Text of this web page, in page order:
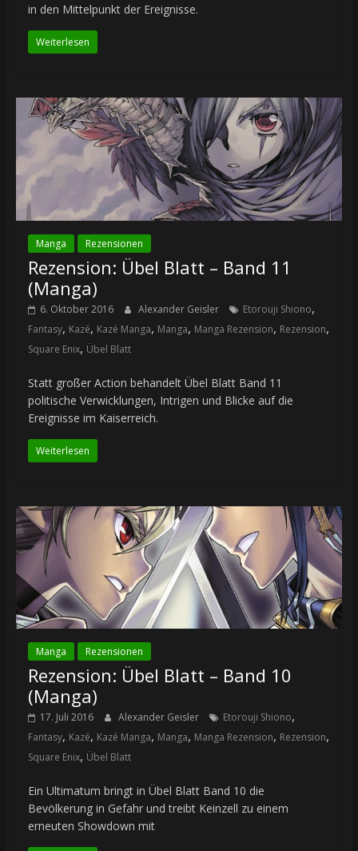
in den Mittelpunkt der Ereignisse.
Weiterlesen
Manga Rezensionen
Rezension: Übel Blatt – Band 11
(Manga)
6. Oktober 2016 Alexander Geisler Etorouji Shiono,
Fantasy, Kazé, Kazé Manga, Manga, Manga Rezension, Rezension,
Square Enix, Übel Blatt
Statt großer Action behandelt Übel Blatt Band 11
politische Verwicklungen, Intrigen und Blicke auf die
Ereignisse im Kaiserreich.
Weiterlesen
Manga Rezensionen
Rezension: Übel Blatt – Band 10
(Manga)
17. Juli 2016 Alexander Geisler Etorouji Shiono,
Fantasy, Kazé, Kazé Manga, Manga, Manga Rezension, Rezension,
Square Enix, Übel Blatt
Ein Ultimatum bringt in Übel Blatt Band 10 die
Bevölkerung in Gefahr und treibt Keinzell zu einem
erneuten Showdown mit